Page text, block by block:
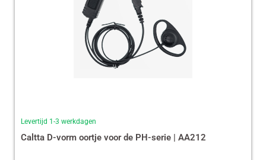
Levertijd 1-3 werkdagen
Caltta D-vorm oortje voor de PH-serie | AA212